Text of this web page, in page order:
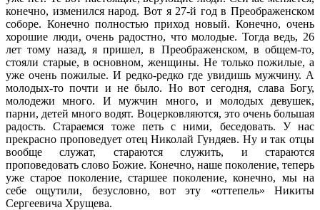
конечно, изменился народ. Вот я 27-й год в Преображенском
соборе. Конечно полностью приход новый. Конечно, очень
хорошие люди, очень радостно, что молодые. Тогда ведь, 26
лет тому назад, я пришел, в Преображенском, в общем-то,
стояли старые, в основном, женщины. Не только пожилые, а
уже очень пожилые. И редко-редко где увидишь мужчину. А
молодых-то почти и не было. Но вот сегодня, слава Богу,
молодежи много. И мужчин много, и молодых девушек,
парни, детей много водят. Воцерковляются, это очень большая
радость. Стараемся тоже петь с ними, беседовать. У нас
прекрасно проповедует отец Николай Гундяев. Ну и так отцы
вообще служат, стараются служить, и стараются
проповедовать слово Божие. Конечно, наше поколение, теперь
уже старое поколение, старшее поколение, конечно, мы на
себе ощутили, безусловно, вот эту «оттепель» Никиты
Сергеевича Хрущева.